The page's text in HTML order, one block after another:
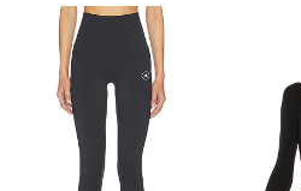
Helsa Sateen Puff Jacket in
Pale Yellow
Helsa
$349
Prix Avant Réduction:
$498